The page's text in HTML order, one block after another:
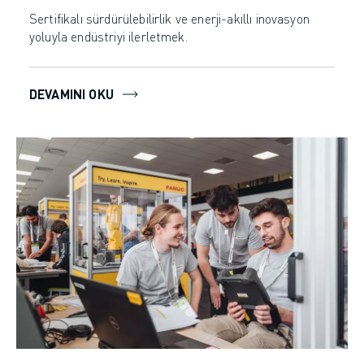
Sertifikalı sürdürülebilirlik ve enerji-akıllı inovasyon
yoluyla endüstriyi ilerletmek.
DEVAMINI OKU